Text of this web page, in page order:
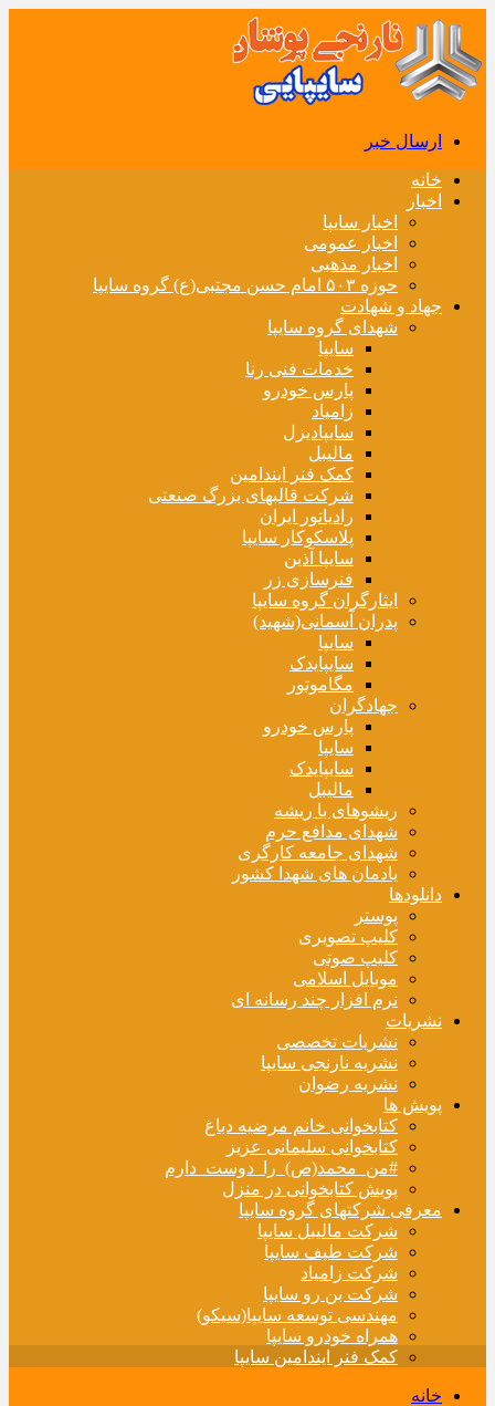
ارسال خبر
خانه
اخبار
اخبار سایپا
اخبار عمومی
اخبار مذهبی
حوزه ۵۰۳ امام حسن مجتبی(ع) گروه سایپا
جهاد و شهادت
شهدای گروه سایپا
سایپا
خدمات فنی رنا
پارس خودرو
زامیاد
سایپادیزل
مالیبل
کمک فنر ایندامین
شرکت قالبهای بزرگ صنعتی
رادیاتور ایران
پلاسکوکار سایپا
سایپا آذین
فنرسازی زر
ایثارگران گروه سایپا
پدران آسمانی(شهید)
سایپا
سایپایدک
مگاموتور
جهادگران
پارس خودرو
سایپا
سایپایدک
مالیبل
ریشوهای با ریشه
شهدای مدافع حرم
شهدای جامعه کارگری
یادمان های شهدا کشور
دانلودها
پوستر
کلیپ تصویری
کلیپ صوتی
موبایل اسلامی
نرم افزار چند رسانه ای
نشریات
نشریات تخصصی
نشریه نارنجی سایپا
نشریه رضوان
پویش ها
کتابخوانی خانم مرضیه دباغ
کتابخوانی سلیمانی عزیز
#من_محمد(ص)_را_دوست_دارم
پویش کتابخوانی در منزل
معرفی شرکتهای گروه سایپا
شرکت مالیبل سایپا
شرکت طیف سایپا
شرکت زامیاد
شرکت بن رو سایپا
مهندسی توسعه سایپا(سیکو)
همراه خودرو سایپا
کمک فنر ایندامین سایپا
خانه